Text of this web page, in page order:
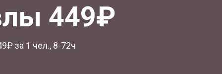
449₽
за 1 чел., 8-72ч